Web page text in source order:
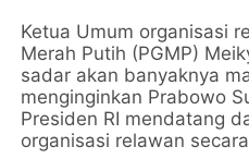
Ketua Umum organisasi
Merah Putih (PGMP)
sadar akan banyaknya
menginginkan Prabowo
Presiden RI mendatang
organisasi relawan